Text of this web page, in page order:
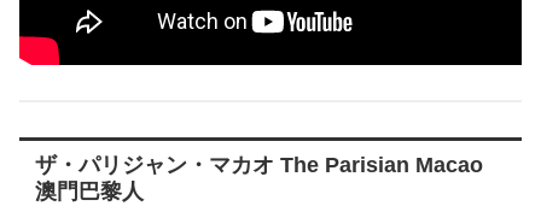
ザ・パリジャン・マカオ The Parisian Macao
澳門巴黎人